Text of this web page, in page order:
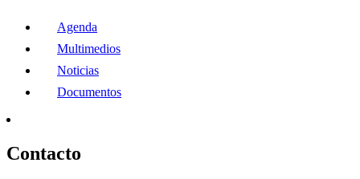
Agenda
Multimedios
Noticias
Documentos
Contacto